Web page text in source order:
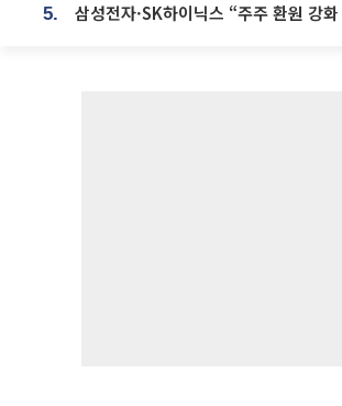
5. 삼성전자·SK하이닉스 “주주 환원 강